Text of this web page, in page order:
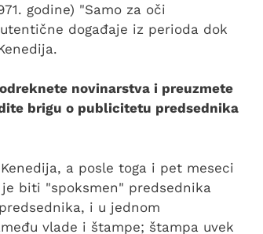
godine) "Samo za oči
događaje iz perioda dok
novinarstva i preuzmete
brigu o publicitetu predsednika
a posle toga i pet meseci
biti "spoksmen" predsednika
i u jednom
vlade i štampe; štampa uvek